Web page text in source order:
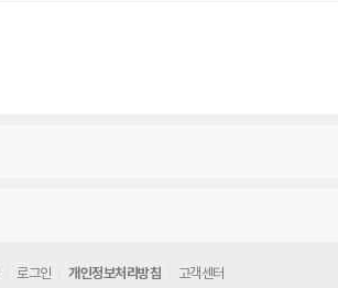
로그인 개인정보처리방침 고객센터